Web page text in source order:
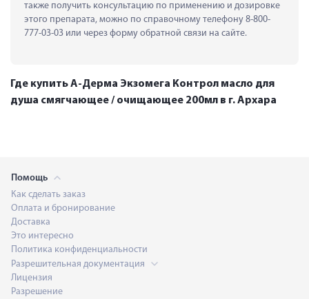
также получить консультацию по применению и дозировке
этого препарата, можно по справочному телефону 8-800-
777-03-03 или через форму обратной связи на сайте.
Где купить А-Дерма Экзомега Контрол масло для
душа смягчающее / очищающее 200мл в г. Архара
Помощь
Как сделать заказ
Оплата и бронирование
Доставка
Это интересно
Политика конфиденциальности
Разрешительная документация
Лицензия
Разрешение